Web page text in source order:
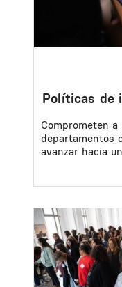
Políticas de
Comprometen
departamentos
avanzar hacia
Image